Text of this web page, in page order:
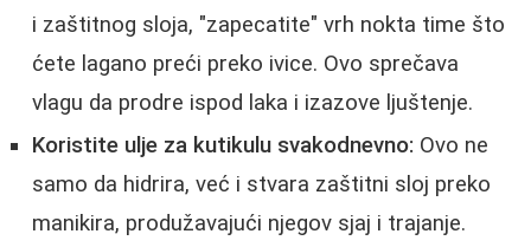
i zaštitnog sloja, "zapecatite" vrh nokta time što
ćete lagano preći preko ivice. Ovo sprečava
vlagu da prodre ispod laka i izazove ljuštenje.
Koristite ulje za kutikulu svakodnevno: Ovo ne
samo da hidrira, već i stvara zaštitni sloj preko
manikira, produžavajući njegov sjaj i trajanje.